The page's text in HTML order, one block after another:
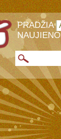
PRADŽIA